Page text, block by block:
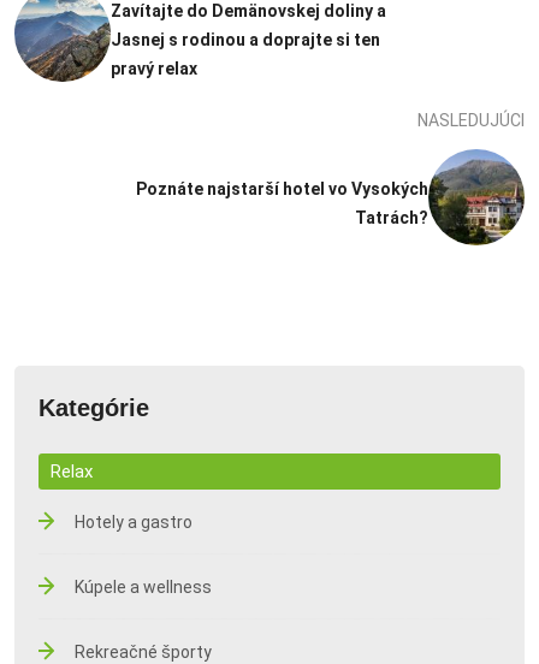
Zavítajte do Demänovskej doliny a
Jasnej s rodinou a doprajte si ten
pravý relax
NASLEDUJÚCI
Poznáte najstarší hotel vo Vysokých
Tatrách?
Kategórie
Relax
Hotely a gastro
Kúpele a wellness
Rekreačné športy